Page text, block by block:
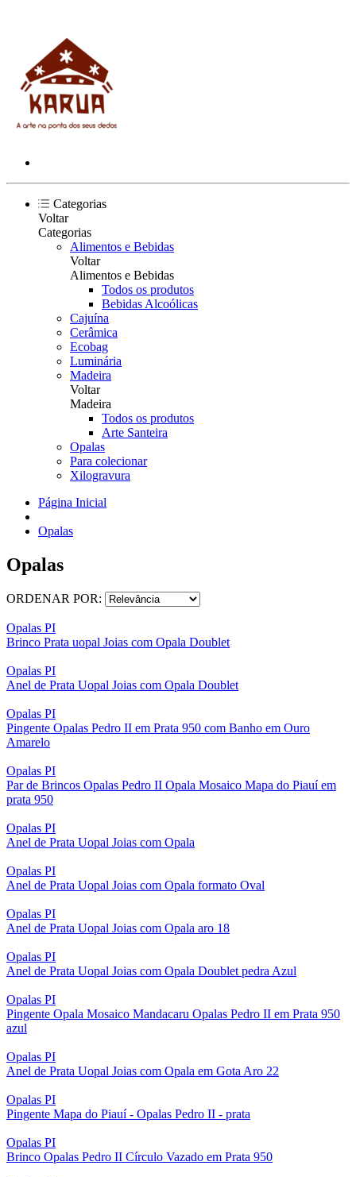
Categorias
Voltar
Categorias
Alimentos e Bebidas
Voltar
Alimentos e Bebidas
Todos os produtos
Bebidas Alcoólicas
Cajuína
Cerâmica
Ecobag
Luminária
Madeira
Voltar
Madeira
Todos os produtos
Arte Santeira
Opalas
Para colecionar
Xilogravura
Página Inicial
Opalas
Opalas
ORDENAR POR:
Opalas PI
Brinco Prata uopal Joias com Opala Doublet
Opalas PI
Anel de Prata Uopal Joias com Opala Doublet
Opalas PI
Pingente Opalas Pedro II em Prata 950 com Banho em Ouro
Amarelo
Opalas PI
Par de Brincos Opalas Pedro II Opala Mosaico Mapa do Piauí em
prata 950
Opalas PI
Anel de Prata Uopal Joias com Opala
Opalas PI
Anel de Prata Uopal Joias com Opala formato Oval
Opalas PI
Anel de Prata Uopal Joias com Opala aro 18
Opalas PI
Anel de Prata Uopal Joias com Opala Doublet pedra Azul
Opalas PI
Pingente Opala Mosaico Mandacaru Opalas Pedro II em Prata 950
azul
Opalas PI
Anel de Prata Uopal Joias com Opala em Gota Aro 22
Opalas PI
Pingente Mapa do Piauí - Opalas Pedro II - prata
Opalas PI
Brinco Opalas Pedro II Círculo Vazado em Prata 950